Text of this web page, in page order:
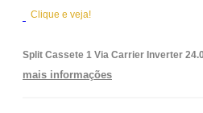
Clique e veja!
Split Cassete 1 Via Carrier Inverter
mais informações